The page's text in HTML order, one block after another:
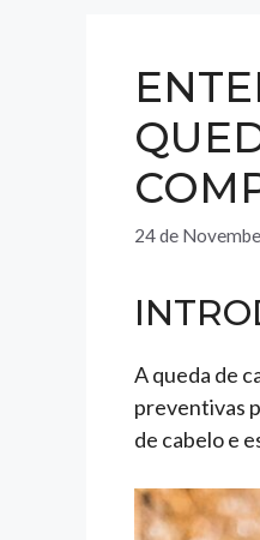
24 de
A queda de
preventivas
de cabelo e